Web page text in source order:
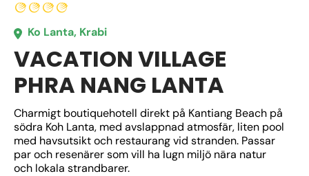
Ko Lanta, Krabi
VACATION VILLAGE
PHRA NANG LANTA
Charmigt boutiquehotell direkt på Kantiang Beach på
södra Koh Lanta, med avslappnad atmosfär, liten pool
med havsutsikt och restaurang vid stranden. Passar
par och resenärer som vill ha lugn miljö nära natur
och lokala strandbarer.